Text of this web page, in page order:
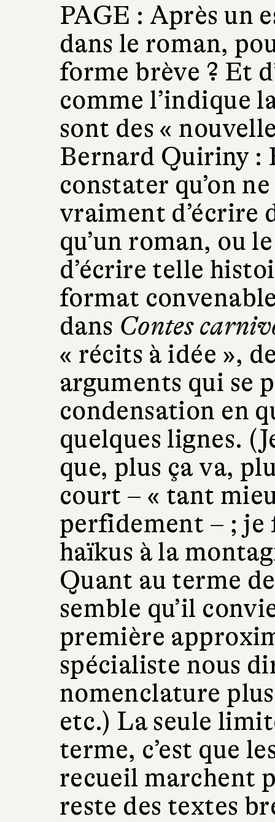
PAGE : Après un
dans le roman,
forme brève ? Et
comme l’indique
sont des «
Bernard Quiriny :
constater qu’on
vraiment d’écrire
qu’un roman, ou
d’écrire telle
format
dans Contes
« récits à idée »,
arguments qui se
condensation en
quelques lignes.
que, plus ça va,
court – « tant
perfidement – ;
haïkus à la
Quant au terme
semble qu’il
première
spécialiste nous
nomenclature
etc.) La seule
terme, c’est que
recueil marchent
reste des textes